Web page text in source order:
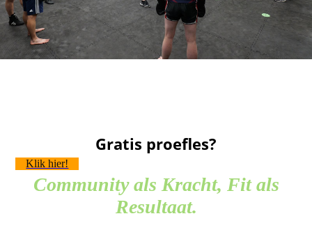
Gratis proefles?
Klik hier!
Community als Kracht, Fit als
Resultaat.